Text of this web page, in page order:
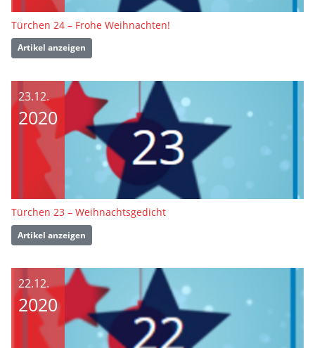
Türchen 24 – Frohe Weihnachten!
Artikel anzeigen
23.12.
2020
Türchen 23 – Weihnachtsgedicht
Artikel anzeigen
22.12.
2020